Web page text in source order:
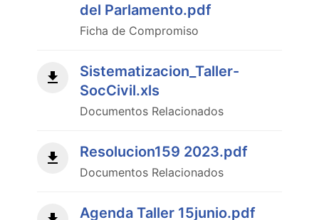
del Parlamento.pdf
Ficha de Compromiso
Sistematizacion_Taller-
SocCivil.xls
Documentos Relacionados
Resolucion159 2023.pdf
Documentos Relacionados
Agenda Taller 15junio.pdf